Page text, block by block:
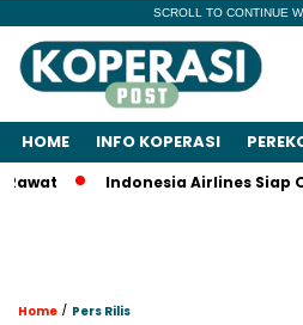
SCROLL TO CONTINUE
HOME INFO KOPERASI
Indonesia Airlines Siap
Home / Pers Rilis